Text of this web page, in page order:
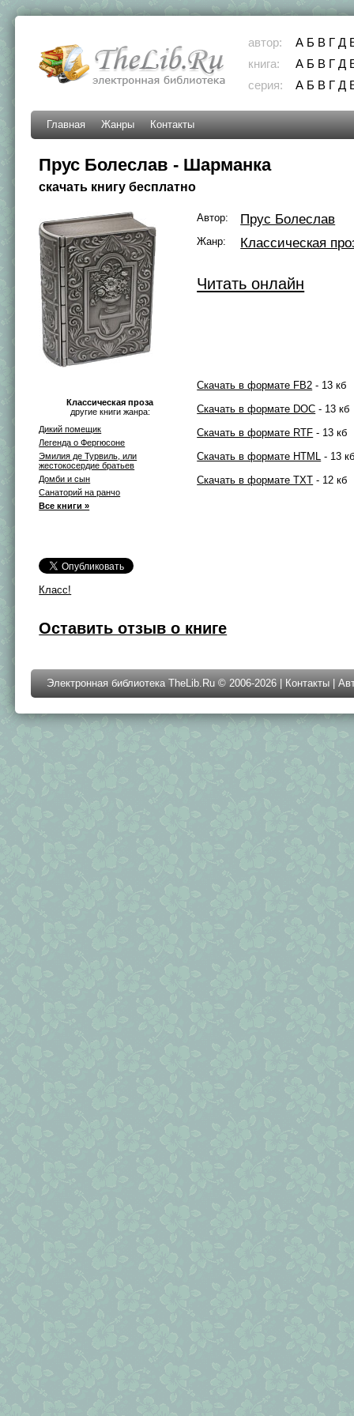
автор: А Б В Г Д
книга:
А Б В Г Д
серия:
А Б В Г Д
Главная Жанры Контакты
Прус Болеслав - Шарманка
скачать книгу бесплатно
Классическая проза
другие книги жанра:
Дикий помещик
Легенда о Фергюсоне
Эмилия де Турвиль, или
жестокосердие братьев
Домби и сын
Санаторий на ранчо
Все книги »
Класс!
Автор: Прус Болеслав
Жанр: Классическая
Читать онлайн
Скачать в формате FB2 - 13 кб
Скачать в формате DOC - 13 кб
Скачать в формате RTF - 13 кб
Скачать в формате HTML - 13
Скачать в формате TXT - 12 кб
Оставить отзыв о книге
Электронная библиотека TheLib.Ru © 2006-2026 | Контакты |